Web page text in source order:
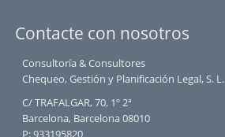
Contacte con nosotros
Consultoría & Consultores
Chequeo, Gestión y Planificación Legal, S. L.
C/ TRAFALGAR, 70, 1º 2ª
Barcelona, Barcelona 08010
P:933195820